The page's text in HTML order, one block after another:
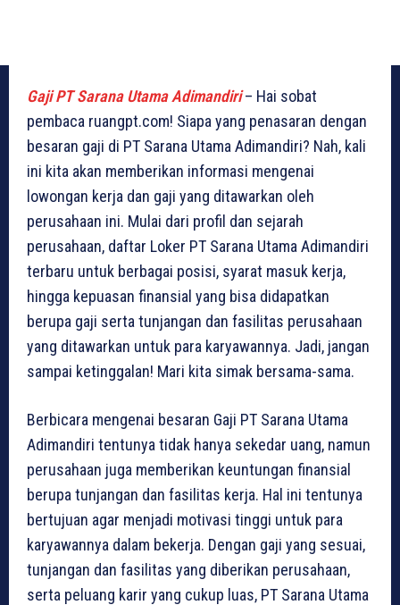
Gaji PT Sarana Utama Adimandiri– Hai sobat
pembaca ruangpt.com! Siapa yang penasaran dengan
besaran gaji di PT Sarana Utama Adimandiri? Nah, kali
ini kita akan memberikan informasi mengenai
lowongan kerja dan gaji yang ditawarkan oleh
perusahaan ini. Mulai dari profil dan sejarah
perusahaan, daftar Loker PT Sarana Utama Adimandiri
terbaru untuk berbagai posisi, syarat masuk kerja,
hingga kepuasan finansial yang bisa didapatkan
berupa gaji serta tunjangan dan fasilitas perusahaan
yang ditawarkan untuk para karyawannya. Jadi, jangan
sampai ketinggalan! Mari kita simak bersama-sama.
Berbicara mengenai besaran Gaji PT Sarana Utama
Adimandiri tentunya tidak hanya sekedar uang, namun
perusahaan juga memberikan keuntungan finansial
berupa tunjangan dan fasilitas kerja. Hal ini tentunya
bertujuan agar menjadi motivasi tinggi untuk para
karyawannya dalam bekerja. Dengan gaji yang sesuai,
tunjangan dan fasilitas yang diberikan perusahaan,
serta peluang karir yang cukup luas, PT Sarana Utama